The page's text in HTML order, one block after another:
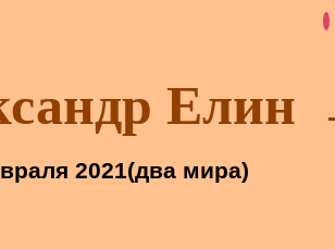
Елин
2021(два мира)